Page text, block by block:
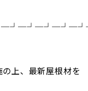
上、最新屋根材を